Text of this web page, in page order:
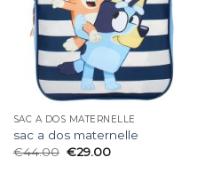
SAC A DOS MATERNELLE
sac a dos maternelle
€44.00 €29.00